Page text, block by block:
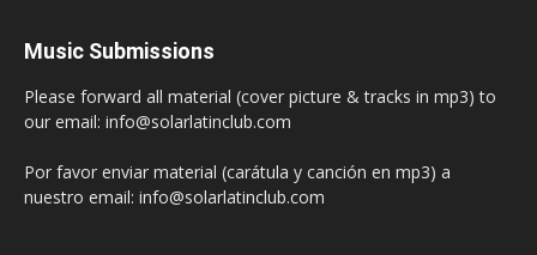
Music Submissions
Please forward all material (cover picture & tracks in mp3) to
our email: info@solarlatinclub.com
Por favor enviar material (carátula y canción en mp3) a
nuestro email: info@solarlatinclub.com